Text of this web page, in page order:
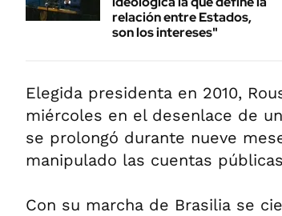
relación entre Estados,
son los intereses"
Elegida presidenta en 2010,
miércoles en el desenlace de
se prolongó durante nueve
manipulado las cuentas
Con su marcha de Brasilia se